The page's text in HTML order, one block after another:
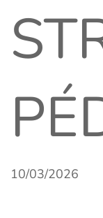
10/03/2026